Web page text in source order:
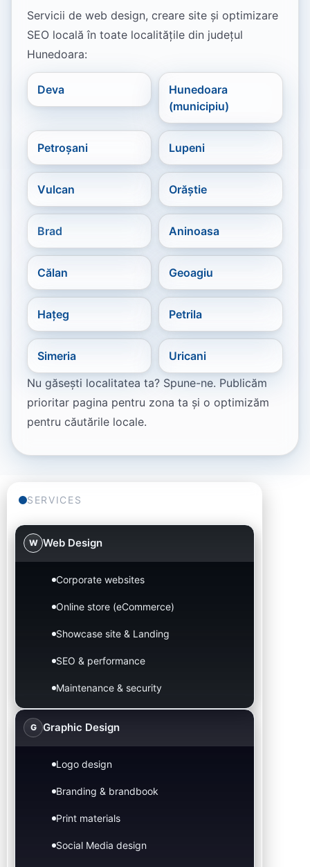
Servicii de web design, creare site și optimizare
SEO locală în toate localitățile din județul
Hunedoara:
Deva
Hunedoara
(municipiu)
Petroșani Lupeni
Vulcan Orăștie
Brad Aninoasa
Călan Geoagiu
Hațeg Petrila
Simeria
Uricani
Nu găsești localitatea ta? Spune-ne. Publicăm
prioritar pagina pentru zona ta și o optimizăm
pentru căutările locale.
SERVICES
W Web Design
Corporate websites
Online store (eCommerce)
Showcase site & Landing
SEO & performance
Maintenance & security
G Graphic Design
Logo design
Branding & brandbook
Print materials
Social Media design